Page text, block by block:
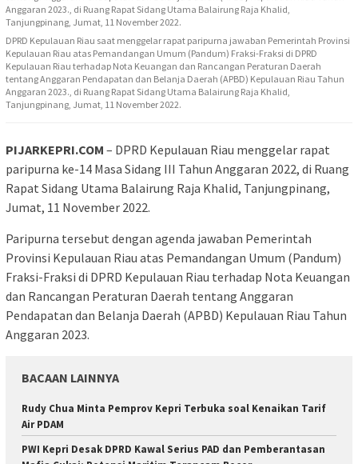
DPRD Kepulauan Riau saat menggelar rapat paripurna jawaban Pemerintah Provinsi
Kepulauan Riau atas Pemandangan Umum (Pandum) Fraksi-Fraksi di DPRD
Kepulauan Riau terhadap Nota Keuangan dan Rancangan Peraturan Daerah
tentang Anggaran Pendapatan dan Belanja Daerah (APBD) Kepulauan Riau Tahun
Anggaran 2023., di Ruang Rapat Sidang Utama Balairung Raja Khalid,
Tanjungpinang, Jumat, 11 November 2022.
PIJARKEPRI.COM – DPRD Kepulauan Riau menggelar rapat
paripurna ke-14 Masa Sidang III Tahun Anggaran 2022, di Ruang
Rapat Sidang Utama Balairung Raja Khalid, Tanjungpinang,
Jumat, 11 November 2022.
Paripurna tersebut dengan agenda jawaban Pemerintah
Provinsi Kepulauan Riau atas Pemandangan Umum (Pandum)
Fraksi-Fraksi di DPRD Kepulauan Riau terhadap Nota Keuangan
dan Rancangan Peraturan Daerah tentang Anggaran
Pendapatan dan Belanja Daerah (APBD) Kepulauan Riau Tahun
Anggaran 2023.
BACAAN LAINNYA
Rudy Chua Minta Pemprov Kepri Terbuka soal Kenaikan Tarif
Air PDAM
PWI Kepri Desak DPRD Kawal Serius PAD dan Pemberantasan